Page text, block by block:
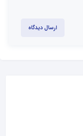
ارسال دیدگاه